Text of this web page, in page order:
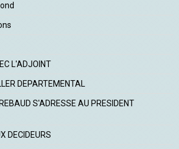
L'ADJOINT
DEPARTEMENTAL
S'ADRESSE AU PRESIDENT
DECIDEURS